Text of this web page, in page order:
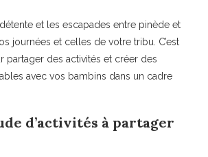
et les escapades entre pinède et
journées et celles de votre tribu. C’est
partager des activités et créer des
avec vos bambins dans un cadre
d’activités à partager